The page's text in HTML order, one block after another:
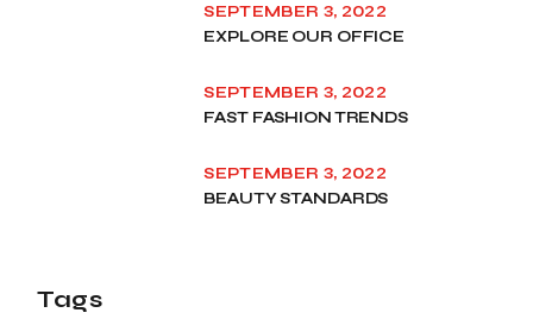
SEPTEMBER 3, 2022
EXPLORE OUR OFFICE
SEPTEMBER 3, 2022
FAST FASHION TRENDS
SEPTEMBER 3, 2022
BEAUTY STANDARDS
Tags